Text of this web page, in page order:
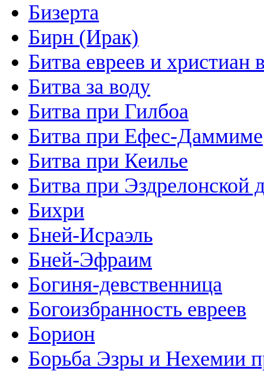
Бизерта
Бирн (Ирак)
Битва евреев и христиан
Битва за воду
Битва при Гилбоа
Битва при Ефес-Даммиме
Битва при Кеилье
Битва при Эздрелонской
Бихри
Бней-Исраэль
Бней-Эфраим
Богиня-девственница
Богоизбранность евреев
Борион
Борьба Эзры и Нехемии